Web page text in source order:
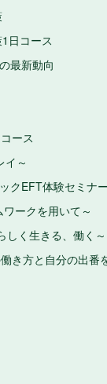
日コース
最新動向
ース
イ～
クEFT体験セミナー
ークを用いて～
しく生きる、働く～
き方と自分の出番